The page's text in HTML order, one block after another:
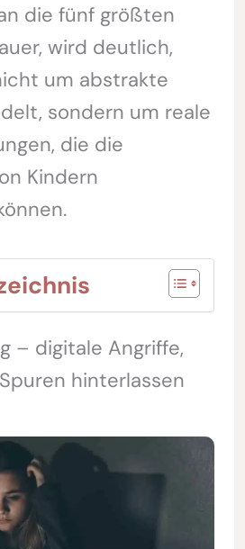
die fünf größten
wird deutlich,
um abstrakte
sondern um reale
die die
Kindern
– digitale Angriffe,
hinterlassen